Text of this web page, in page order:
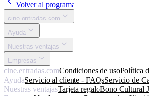
Volver al programa
cine.entradas.com
Ayuda
Nuestras ventajas
Empresas
cine.entradas.comCondiciones de usoPolítica
AyudaServicio al cliente - FAQsServicio de
Nuestras ventajasTarjeta regaloBono Cultural